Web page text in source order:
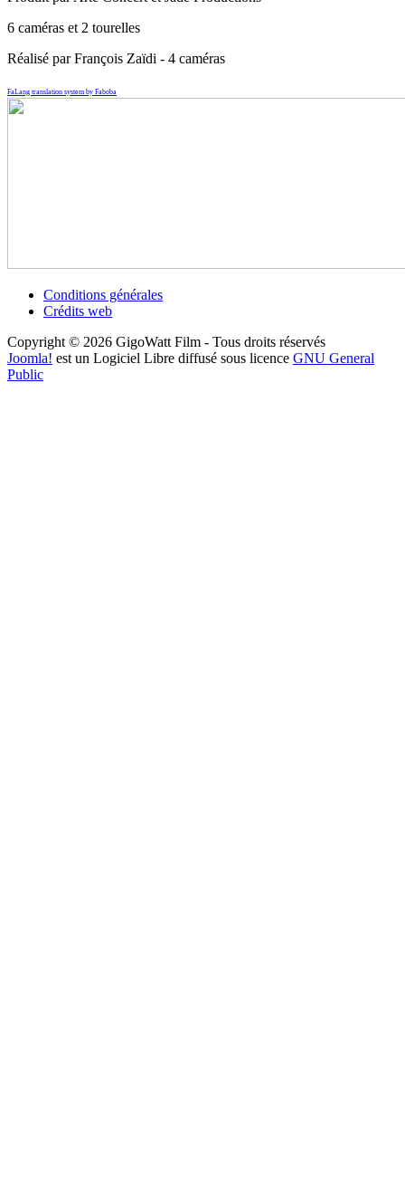
6 caméras et 2 tourelles
Réalisé par François Zaïdi - 4 caméras
FaLang translation system by Faboba
Conditions générales
Crédits web
Copyright © 2026 GigoWatt Film - Tous droits réservés
Joomla! est un Logiciel Libre diffusé sous licence GNU General
Public